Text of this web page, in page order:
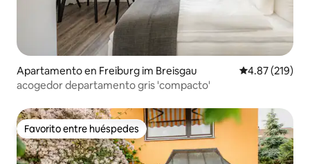
Apartamento en Freiburg im Breisgau Calificación
4.87 (219)
acogedor departamento gris 'compacto'
Favorito entre huéspedes
Favorito entre huéspedes